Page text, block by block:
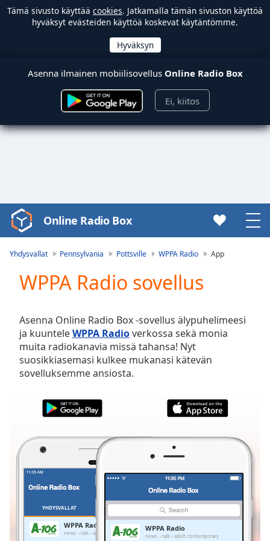
Tämä sivusto käyttää cookies. Jatkamalla tämän sivuston käyttöä
hyväksyt evästeiden käyttöä koskevat käytäntömme.
Asenna ilmainen mobiilisovellus Online Radio Box
Ei, kiitos
Video
Player
Play
Video
Skip
Backward
Skip
Forward
Mute
Current
Duration-:-
0.00%
Stream
TypeLIVE
Seek to
LIVE
Remaining
Online Radio Box
Yhdysvallat Pennsylvania Pottsville WPPA Radio App
WPPA Radio sovellus
Asenna Online Radio Box -sovellus älypuhelimeesi
ja kuunteleWPPA Radioverkossa sekä monia
muita radiokanavia missä tahansa! Nyt
suosikkiasemasi kulkee mukanasi kätevän
sovelluksemme ansiosta.
YHDYSVALLAT
WPPA Radio
news talk adult contemporary
WPPA Radio
news talk adult contemporary